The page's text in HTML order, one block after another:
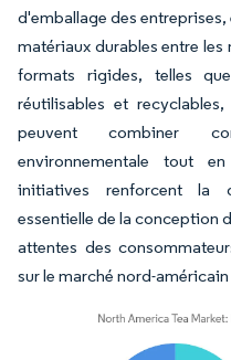
d'emballage des
matériaux durables entre les
formats rigides, telles
réutilisables et
peuvent combiner
environnementale tout
initiatives renforcent la
essentielle de la conception
attentes des
sur le marché nord-